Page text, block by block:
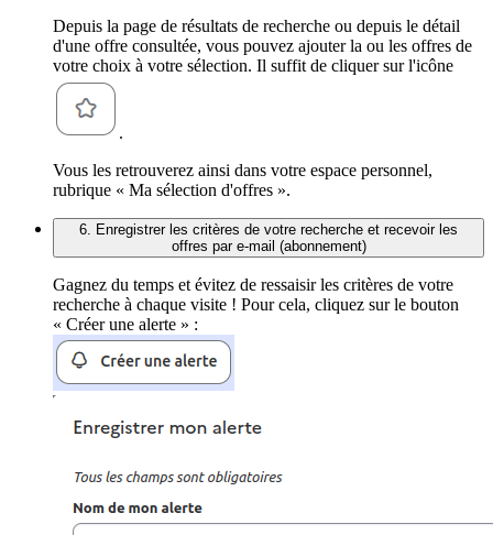
Depuis la page de résultats de recherche ou depuis le détail
d'une offre consultée, vous pouvez ajouter la ou les offres de
votre choix à votre sélection. Il suffit de cliquer sur l'icône
.
Vous les retrouverez ainsi dans votre espace personnel,
rubrique « Ma sélection d'offres ».
6. Enregistrer les critères de votre recherche et recevoir les
offres par e-mail (abonnement)
Gagnez du temps et évitez de ressaisir les critères de votre
recherche à chaque visite ! Pour cela, cliquez sur le bouton
« Créer une alerte » :